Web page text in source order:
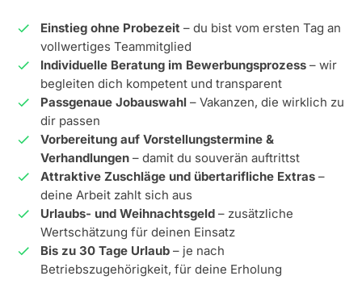
Einstieg ohne Probezeit – du bist vom ersten Tag an
vollwertiges Teammitglied
Individuelle Beratung im Bewerbungsprozess – wir
begleiten dich kompetent und transparent
Passgenaue Jobauswahl – Vakanzen, die wirklich zu
dir passen
Vorbereitung auf Vorstellungstermine &
Verhandlungen – damit du souverän auftrittst
Attraktive Zuschläge und übertarifliche Extras –
deine Arbeit zahlt sich aus
Urlaubs- und Weihnachtsgeld – zusätzliche
Wertschätzung für deinen Einsatz
Bis zu 30 Tage Urlaub – je nach
Betriebszugehörigkeit, für deine Erholung